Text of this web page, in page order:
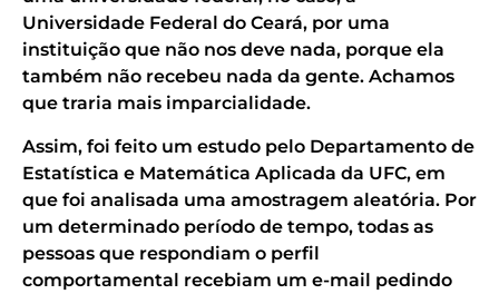
Universidade Federal do Ceará, por uma
instituição que não nos deve nada, porque ela
também não recebeu nada da gente. Achamos
que traria mais imparcialidade.
Assim, foi feito um estudo pelo Departamento de
Estatística e Matemática Aplicada da UFC, em
que foi analisada uma amostragem aleatória. Por
um determinado período de tempo, todas as
pessoas que respondiam o perfil
comportamental recebiam um e-mail pedindo